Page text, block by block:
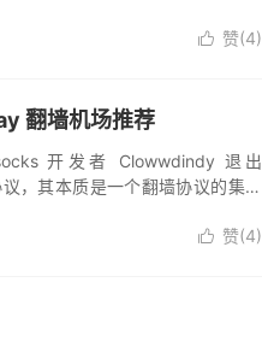
 赞(4)
翻墙机场推荐
开发者 Clowwdindy 退出
，其本质是一个翻墙协议的集合
 赞(4)